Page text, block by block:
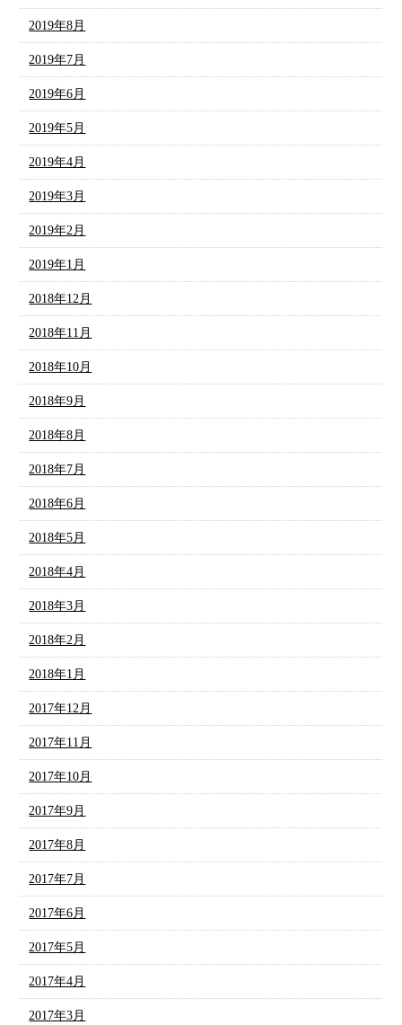
2019年8月
2019年7月
2019年6月
2019年5月
2019年4月
2019年3月
2019年2月
2019年1月
2018年12月
2018年11月
2018年10月
2018年9月
2018年8月
2018年7月
2018年6月
2018年5月
2018年4月
2018年3月
2018年2月
2018年1月
2017年12月
2017年11月
2017年10月
2017年9月
2017年8月
2017年7月
2017年6月
2017年5月
2017年4月
2017年3月